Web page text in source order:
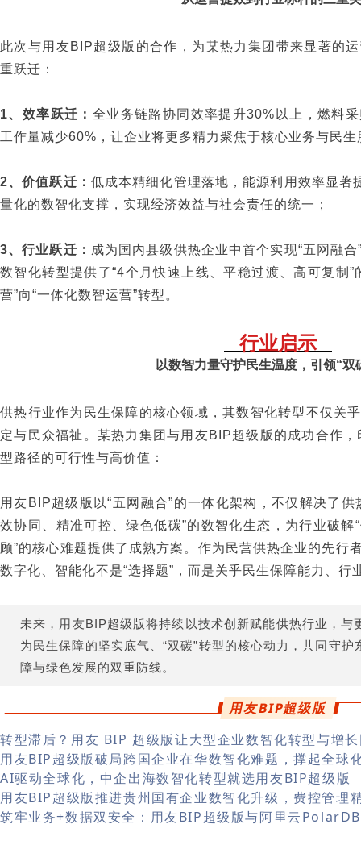
此次与用友BIP超级版的合作，为某热力集团带来显著的
重跃迁：
1、效率跃迁： 全业务链路协同效率提升30%以上，燃料
工作量减少60%，让企业将更多精力聚焦于核心业务与民生
2、价值跃迁： 低成本精细化管理落地，能源利用效率显著
量化的数智化支撑，实现经济效益与社会责任的统一；
3、行业跃迁： 成为国内县级供热企业中首个实现“五网融
数智化转型提供了“4个月快速上线、平稳过渡、高可复制
营”向“一体化数智运营”转型。
行业启示
以数智力量守护民生温度，引领“双
供热行业作为民生保障的核心领域，其数智化转型不仅关
定与民众福祉。某热力集团与用友BIP超级版的成功合作，
型路径的可行性与高价值：
用友BIP超级版以“五网融合”的一体化架构，不仅解决了
效协同、精准可控、绿色低碳”的数智化生态，为行业破
顾”的核心难题提供了成熟方案。作为民营供热企业的先行
数字化、智能化不是“选择题”，而是关乎民生保障能力、行
未来，用友BIP超级版将持续以技术创新赋能供热行业，与
为民生保障的坚实底气、“双碳”转型的核心动力，共同守
障与绿色发展的双重防线。
用友BIP超级版
转型滞后？用友 BIP 超级版让大型企业数智化转型与增
用友BIP超级版破局跨国企业在华数智化难题，撑起全球
AI驱动全球化，中企出海数智化转型就选用友BIP超级版
用友BIP超级版推进贵州国有企业数智化升级，费控管理
筑牢业务+数据双安全：用友BIP超级版与阿里云